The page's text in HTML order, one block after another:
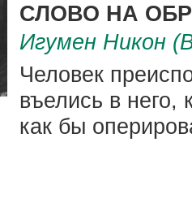
СЛОВО НА
Игумен Никон
Человек
въелись в него,
как бы